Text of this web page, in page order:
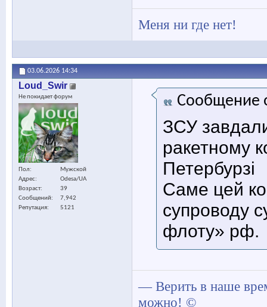
Меня ни где нет!
03.06.2026 14:34
Loud_Swir
Не покидает форум
Пол
Мужской
Адрес
Odesa/UA
Возраст
39
Сообщений
7,942
Репутация
5121
Сообщение
ЗСУ
ракетному
Петербурзі
Саме цей
супроводу
флоту» рф.
— Верить в наше
можно! ©